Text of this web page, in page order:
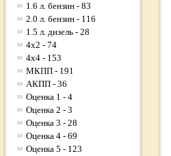
1.6 л. бензин - 83
2.0 л. бензин - 116
1.5 л. дизель - 28
4x2 - 74
4x4 - 153
МКПП - 191
АКПП - 36
Оценка 1 - 4
Оценка 2 - 3
Оценка 3 - 28
Оценка 4 - 69
Оценка 5 - 123